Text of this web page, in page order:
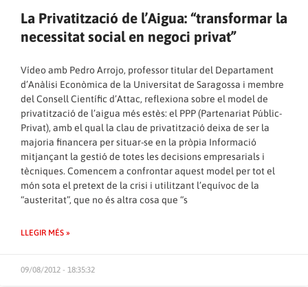
La Privatització de l’Aigua: “transformar la
necessitat social en negoci privat”
Vídeo amb Pedro Arrojo, professor titular del Departament
d’Anàlisi Econòmica de la Universitat de Saragossa i membre
del Consell Científic d’Attac, reflexiona sobre el model de
privatització de l’aigua més estès: el PPP (Partenariat Públic-
Privat), amb el qual la clau de privatització deixa de ser la
majoria financera per situar-se en la pròpia Informació
mitjançant la gestió de totes les decisions empresarials i
tècniques. Comencem a confrontar aquest model per tot el
món sota el pretext de la crisi i utilitzant l’equívoc de la
“austeritat”, que no és altra cosa que “s
LLEGIR MÉS »
09/08/2012 - 18:35:32